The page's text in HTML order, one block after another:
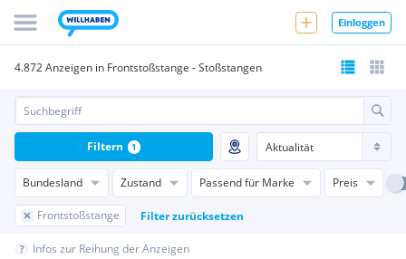
Einloggen
4.872 Anzeigen in Frontstoßstange - Stoßstangen
Bundesland Zustand Passend für Marke Preis
Frontstoßstange Filter zurücksetzen
Filtern 1
Infos zur Reihung der Anzeigen